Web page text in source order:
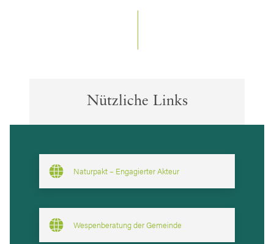
Nützliche Links
Naturpakt – Engagierter Akteur
Wespenberatung der Gemeinde